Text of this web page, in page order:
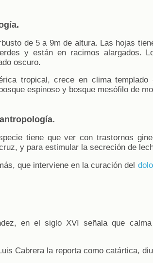
de 5 a 9m de altura. Las hojas
y están en racimos alargados.
oscuro.
tropical, crece en clima
espinoso y bosque mesófilo de
tiene que ver con trastornos
y para estimular la secreción de
que interviene en la curación del
en el siglo XVI señala que
Cabrera la reporta como catártica,